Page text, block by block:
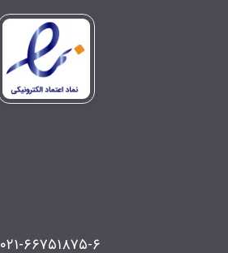
۰۲۱-۶۶۷۵۱۸۷۵-۶